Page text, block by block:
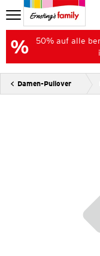
50% auf alle
Damen-Pullover